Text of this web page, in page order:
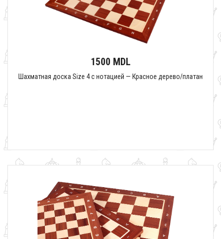
1500 MDL
Шахматная доска Size 4 с нотацией — Красное дерево/платан